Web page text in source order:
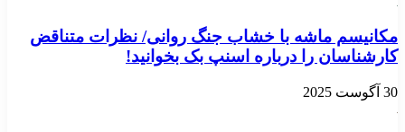
مکانیسم ماشه با خشاب جنگ روانی/ نظرات متناقض
کارشناسان را درباره اسنپ بک بخوانید!
30 آگوست 2025